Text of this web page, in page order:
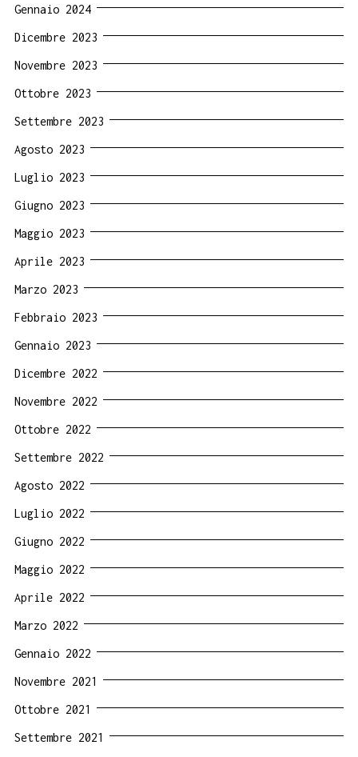
Gennaio 2024
Dicembre 2023
Novembre 2023
Ottobre 2023
Settembre 2023
Agosto 2023
Luglio 2023
Giugno 2023
Maggio 2023
Aprile 2023
Marzo 2023
Febbraio 2023
Gennaio 2023
Dicembre 2022
Novembre 2022
Ottobre 2022
Settembre 2022
Agosto 2022
Luglio 2022
Giugno 2022
Maggio 2022
Aprile 2022
Marzo 2022
Gennaio 2022
Novembre 2021
Ottobre 2021
Settembre 2021